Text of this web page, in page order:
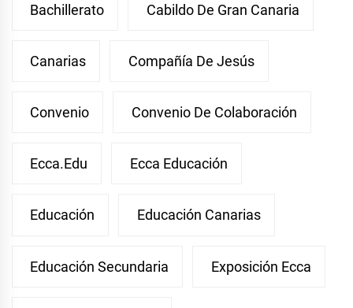
Bachillerato Cabildo De Gran Canaria
Canarias Compañía De Jesús
Convenio Convenio De Colaboración
Ecca.edu Ecca Educación
Educación Educación Canarias
Educación Secundaria Exposición Ecca